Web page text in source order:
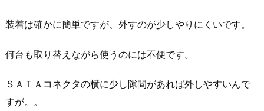
装着は確かに簡単ですが、外すのが少しやりにくいです。
何台も取り替えながら使うのには不便です。
ＳＡＴＡコネクタの横に少し隙間があれば外しやすいんで
すが。。